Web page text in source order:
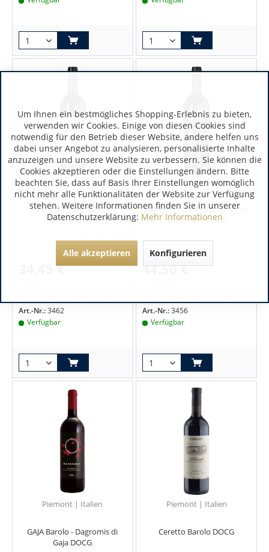
Piemont | Italien
Giacosa Fratelli Barolo
"Bussia" DOCG
34,45 €
Art.-Nr.:3462
Verfügbar
Piemont | Italien
Giacosa Fratelli Barolo „Vigna
Mandorlo“ DOCG
44,50 €
Art.-Nr.:3456
Verfügbar
Piemont | Italien
GAJA Barolo - Dagromis di
Gaja DOCG
Piemont | Italien
Ceretto Barolo DOCG
Um Ihnen ein bestmögliches Shopping-Erlebnis zu bieten,
verwenden wir Cookies. Einige von diesen Cookies sind
notwendig für den Betrieb dieser Website, andere helfen uns
dabei unser Angebot zu analysieren, personalisierte Inhalte
anzuzeigen und unsere Website zu verbessern. Sie können die
Cookies akzeptieren oder die Einstellungen ändern. Bitte
beachten Sie, dass auf Basis Ihrer Einstellungen womöglich
nicht mehr alle Funktionalitäten der Website zur Verfügung
stehen. Weitere Informationen finden Sie in unserer
Datenschutzerklärung: Mehr Informationen
Alle akzeptieren Konfigurieren